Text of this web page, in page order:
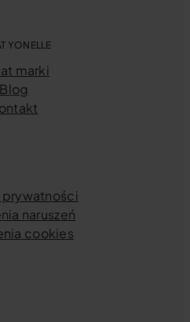
YONELLE
marki
Blog
naruszeń
cookies